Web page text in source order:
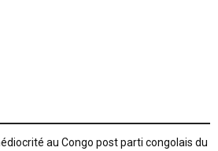
au Congo post parti congolais du